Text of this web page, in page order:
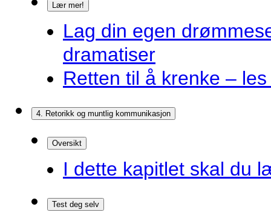
Lær mer!
Lag din egen
dramatiser
Retten til å krenke –
4. Retorikk og muntlig kommunikasjon
Oversikt
I dette kapitlet skal du
Test deg selv